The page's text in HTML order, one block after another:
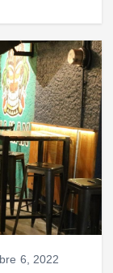
6, 2022